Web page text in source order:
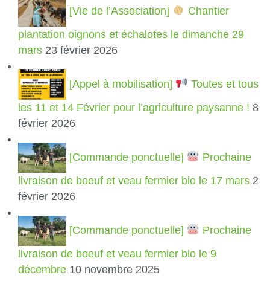
[Vie de l’Association]
Chantier
plantation oignons et échalotes le dimanche 29
mars 23 février 2026
[Appel à mobilisation]
Toutes et tous
les 11 et 14 Février pour l’agriculture paysanne ! 8
février 2026
[Commande ponctuelle]
Prochaine
livraison de boeuf et veau fermier bio le 17 mars 2
février 2026
[Commande ponctuelle]
Prochaine
livraison de boeuf et veau fermier bio le 9
décembre 10 novembre 2025